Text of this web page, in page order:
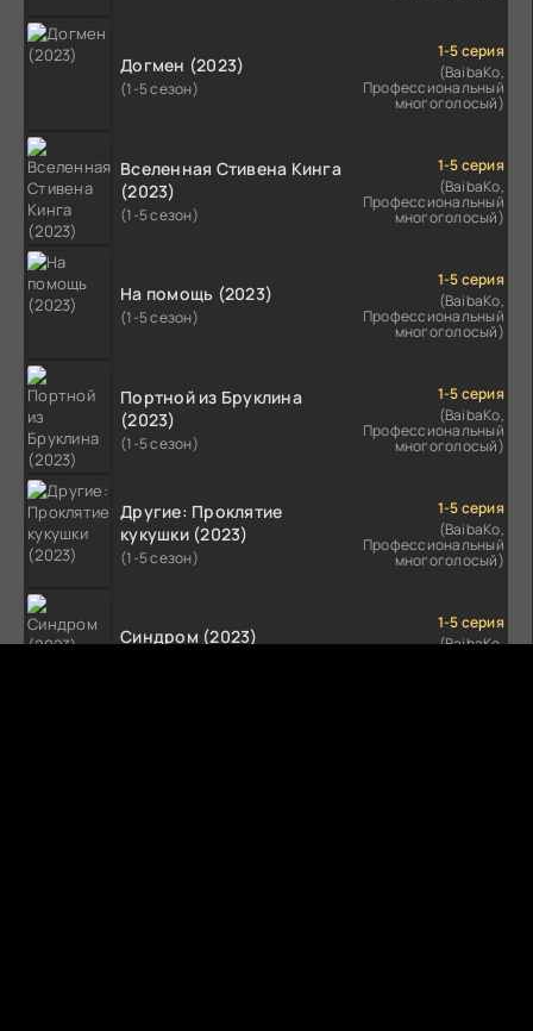
Догмен (2023)
(1-5 сезон)
1-5 серия
(BaibaKo,
Профессиональный
многоголосый)
Вселенная Стивена Кинга
(2023)
(1-5 сезон)
1-5 серия
(BaibaKo,
Профессиональный
многоголосый)
На помощь (2023)
(1-5 сезон)
1-5 серия
(BaibaKo,
Профессиональный
многоголосый)
Портной из Бруклина
(2023)
(1-5 сезон)
1-5 серия
(BaibaKo,
Профессиональный
многоголосый)
Другие: Проклятие
кукушки (2023)
(1-5 сезон)
1-5 серия
(BaibaKo,
Профессиональный
многоголосый)
Синдром (2023)
1-5 серия
(BaibaKo,